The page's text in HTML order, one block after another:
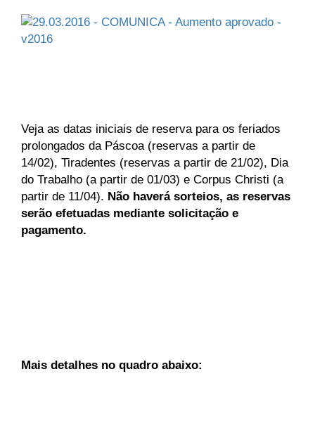
Veja as datas iniciais de reserva para os feriados
prolongados da Páscoa (reservas a partir de
14/02), Tiradentes (reservas a partir de 21/02), Dia
do Trabalho (a partir de 01/03) e Corpus Christi (a
partir de 11/04). Não haverá sorteios, as reservas
serão efetuadas mediante solicitação e
pagamento.
Mais detalhes no quadro abaixo: